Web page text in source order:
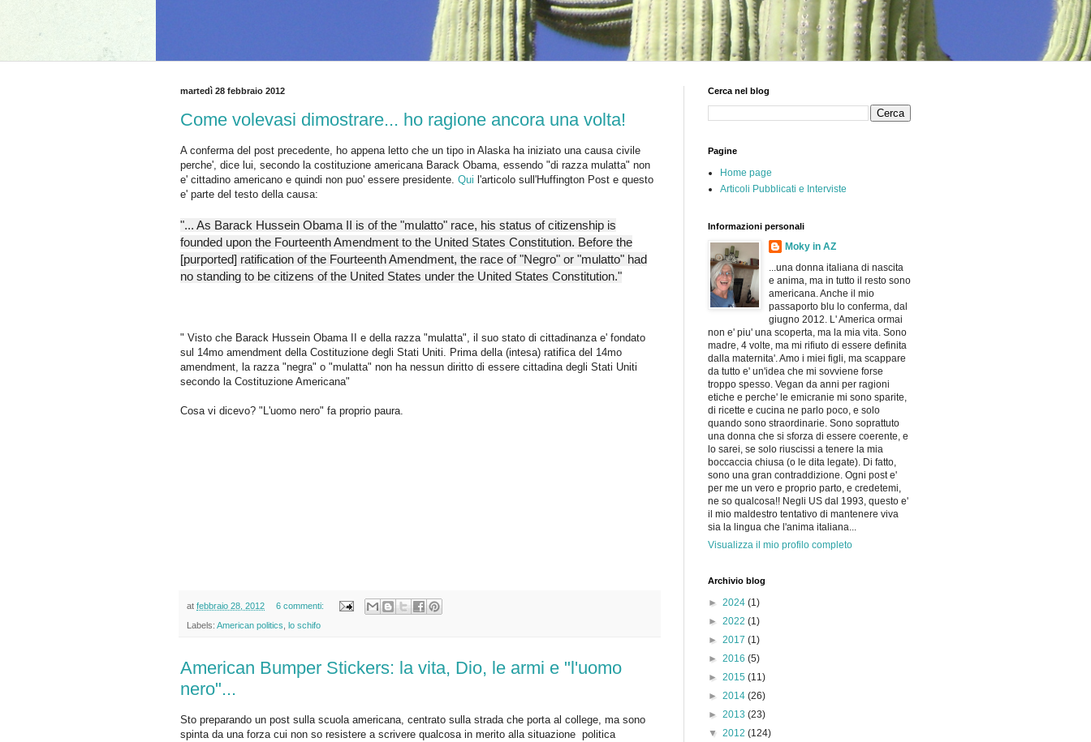
martedì 28 febbraio 2012
Come volevasi dimostrare... ho ragione ancora una volta!
A conferma del post precedente, ho appena letto che un tipo in Alaska ha iniziato una causa civile
perche', dice lui, secondo la costituzione americana Barack Obama, essendo "di razza mulatta" non
e' cittadino americano e quindi non puo' essere presidente. Qui l'articolo sull'Huffington Post e questo
e' parte del testo della causa:
"... As Barack Hussein Obama II is of the "mulatto" race, his status of citizenship is
founded upon the Fourteenth Amendment to the United States Constitution. Before the
[purported] ratification of the Fourteenth Amendment, the race of "Negro" or "mulatto" had
no standing to be citizens of the United States under the United States Constitution."
" Visto che Barack Hussein Obama II e della razza "mulatta", il suo stato di cittadinanza e' fondato
sul 14mo amendment della Costituzione degli Stati Uniti. Prima della (intesa) ratifica del 14mo
amendment, la razza "negra" o "mulatta" non ha nessun diritto di essere cittadina degli Stati Uniti
secondo la Costituzione Americana"
Cosa vi dicevo? "L'uomo nero" fa proprio paura.
at febbraio 28, 2012 6 commenti:
Labels: American politics lo schifo
American Bumper Stickers: la vita, Dio, le armi e "l'uomo
nero"...
Sto preparando un post sulla scuola americana, centrato sulla strada che porta al college, ma sono
spinta da una forza cui non so resistere a scrivere qualcosa in merito alla situazione politica
Cerca nel blog
Pagine
Home page
Articoli Pubblicati e Interviste
Informazioni personali
Moky in AZ
...una donna italiana di nascita
e anima, ma in tutto il resto sono
americana. Anche il mio
passaporto blu lo conferma, dal
giugno 2012. L' America ormai
non e' piu' una scoperta, ma la mia vita. Sono
madre, 4 volte, ma mi rifiuto di essere definita
dalla maternita'. Amo i miei figli, ma scappare
da tutto e' un'idea che mi sovviene forse
troppo spesso. Vegan da anni per ragioni
etiche e perche' le emicranie mi sono sparite,
di ricette e cucina ne parlo poco, e solo
quando sono straordinarie. Sono soprattuto
una donna che si sforza di essere coerente, e
lo sarei, se solo riuscissi a tenere la mia
boccaccia chiusa (o le dita legate). Di fatto,
sono una gran contraddizione. Ogni post e'
per me un vero e proprio parto, e credetemi,
ne so qualcosa!! Negli US dal 1993, questo e'
il mio maldestro tentativo di mantenere viva
sia la lingua che l'anima italiana...
Visualizza il mio profilo completo
Archivio blog
► 2024 (1)
► 2022 (1)
► 2017 (1)
► 2016 (5)
► 2015 (11)
► 2014 (26)
► 2013 (23)
▼ 2012 (124)